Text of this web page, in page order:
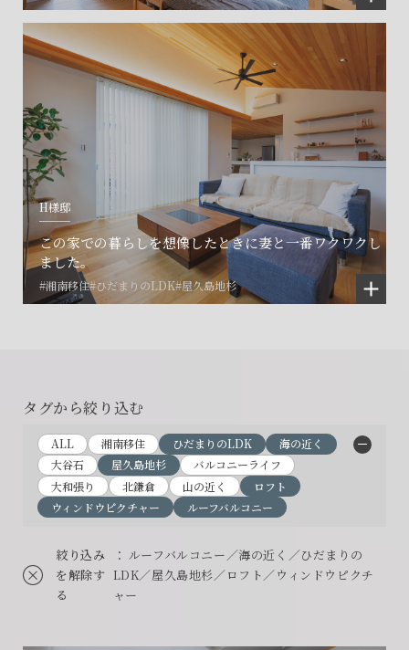
H様邸
この家での暮らしを想像したときに妻と一番ワクワクし
ました。
#湘南移住#ひだまりのLDK#屋久島地杉
タグから絞り込む
ALL 湘南移住 ひだまりのLDK
海の近く
大谷石
屋久島地杉
バルコニーライフ
大和張り
北鎌倉 山の近く
ロフト
ウィンドウピクチャー
ルーフバルコニー
絞り込み
を解除す
る
： ルーフバルコニー／海の近く／ひだまりの
LDK／屋久島地杉／ロフト／ウィンドウピクチ
ャー